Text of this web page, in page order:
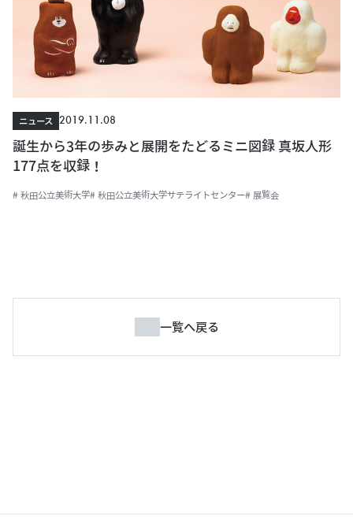
ニュース
2019.11.08
誕生から3年の歩みと展開をたどるミニ図録 真坂人形
177点を収録！
# 秋田公立美術大学# 秋田公立美術大学サテライトセンター# 展覧会
一覧へ戻る